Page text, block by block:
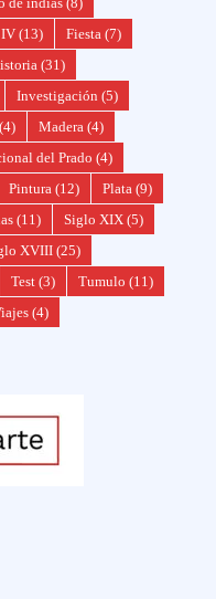
(13) Fiesta (7)
(31)
Investigación (5)
(4) Madera (4)
del Prado (4)
Pintura (12) Plata (9)
(11) Siglo XIX (5)
XVIII (25)
Test (3) Tumulo (11)
(4)